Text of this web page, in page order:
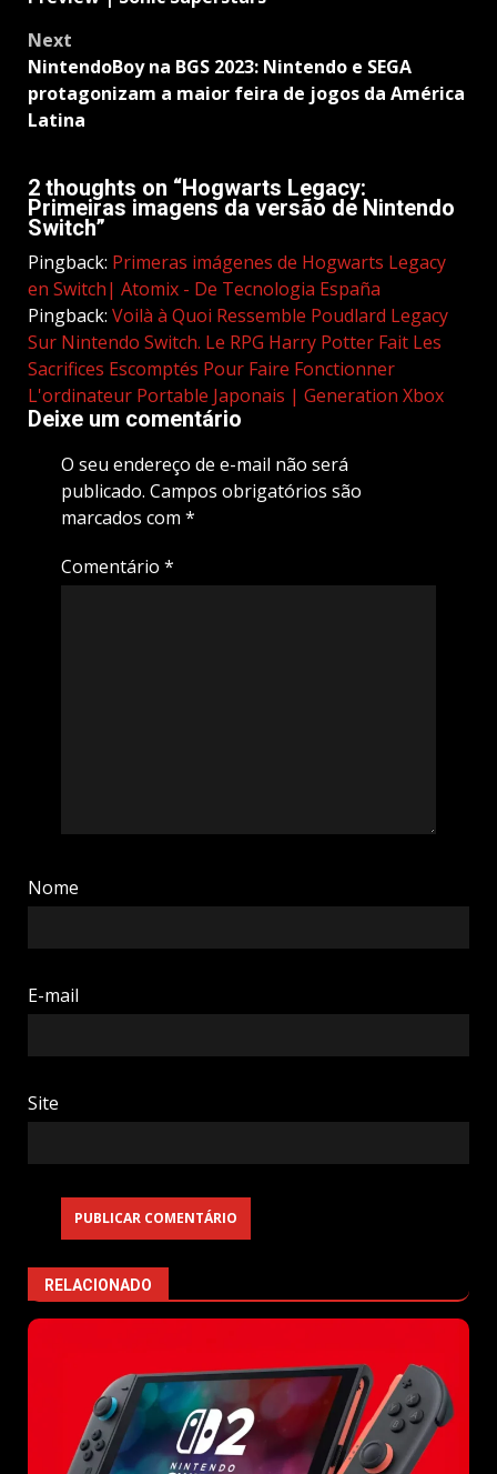
Next
NintendoBoy na BGS 2023: Nintendo e SEGA
protagonizam a maior feira de jogos da América
Latina
2 thoughts on “Hogwarts Legacy:
Primeiras imagens da versão de Nintendo
Switch”
Pingback: Primeras imágenes de Hogwarts Legacy
en Switch| Atomix - De Tecnologia España
Pingback: Voilà à Quoi Ressemble Poudlard Legacy
Sur Nintendo Switch. Le RPG Harry Potter Fait Les
Sacrifices Escomptés Pour Faire Fonctionner
L'ordinateur Portable Japonais | Generation Xbox
Deixe um comentário
O seu endereço de e-mail não será
publicado. Campos obrigatórios são
marcados com *
Comentário *
Nome
E-mail
Site
RELACIONADO